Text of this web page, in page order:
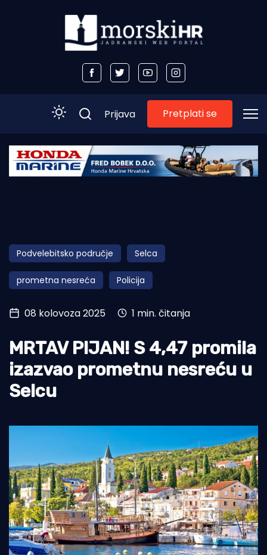
Početna
Obala
Otoci
Turizam i nautika
Pomorstvo
Ekologija
Tradicija i kultura
Prijava Pretplati se
Podvelebitsko područje Selca
prometna nesreća Policija
08 kolovoza 2025 1 min. čitanja
MRTAV PIJAN! S 4,47 promila
izazvao prometnu nesreću u
Selcu